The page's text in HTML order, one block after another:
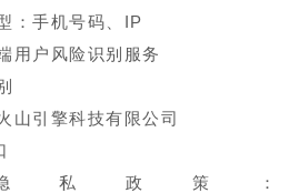
：手机号码、IP
用户风险识别服务
山引擎科技有限公司
政策：